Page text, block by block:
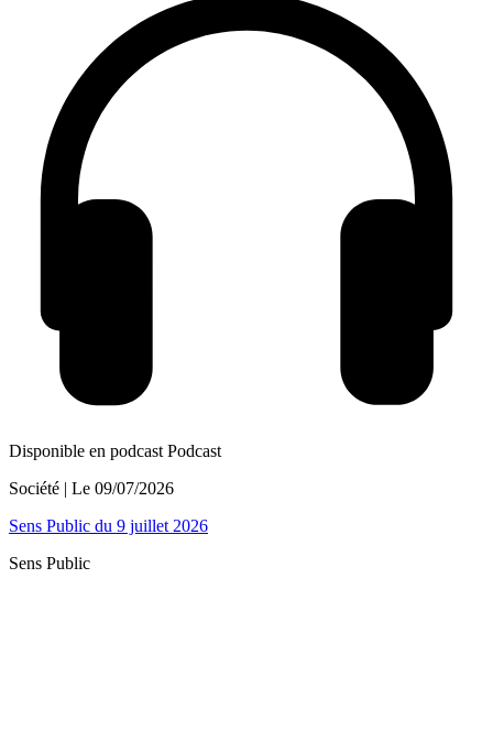
Disponible en podcast Podcast
Société | Le 09/07/2026
Sens Public du 9 juillet 2026
Sens Public